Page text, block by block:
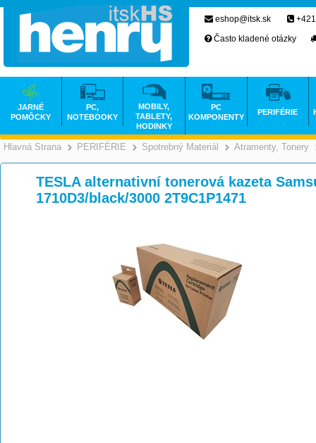
Hlavná Strana >
PERIFÉRIE >
Spotrebný Materiál >
Atramenty, Tonery
TESLA alternativní tonerová kazeta
1710D3/black/3000 2T9C1P1471
eshop@itsk.sk
Často kladené otázky
JARNÉ
POMÔCKY
PC,
NOTEBOOKY
MOBILY,
TABLETY,
HODINKY
PC
KOMPONENTY
PERIFÉRIE